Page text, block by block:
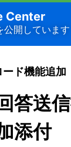
Center
公開しています
ド機能追加
答送
添付